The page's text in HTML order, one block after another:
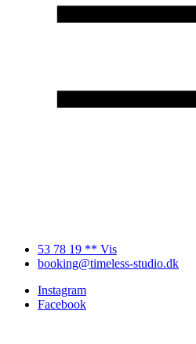
53 78 19 ** Vis
booking@timeless-studio.dk
Instagram
Facebook